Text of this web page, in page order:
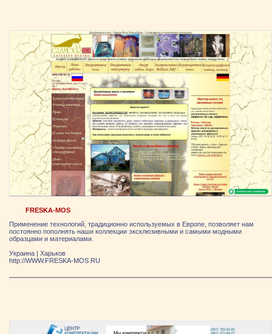
FRESKA-MOS
Применение технологий, традиционно используемых в Европе, позволяет нам
постоянно пополнять наши коллекции эксклюзивными и самыми модными
образцами и материалами.
Украина | Харьков
http://WWW.FRESKA-MOS.RU